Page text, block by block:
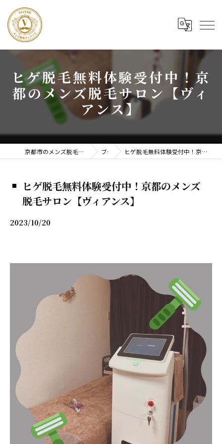
ヒゲ脱毛無料体験受付中！京
都のメンズ脱毛サロン【ヴィ
アンス】
京都市のメンズ脱毛ならメンズ脱毛ヴィアンス ブログ ヒゲ脱毛無料体験受付中！京都のメンズ脱毛サロン【ヴィアンス】
ヒゲ脱毛無料体験受付中！京都のメンズ
脱毛サロン【ヴィアンス】
2023/10/20